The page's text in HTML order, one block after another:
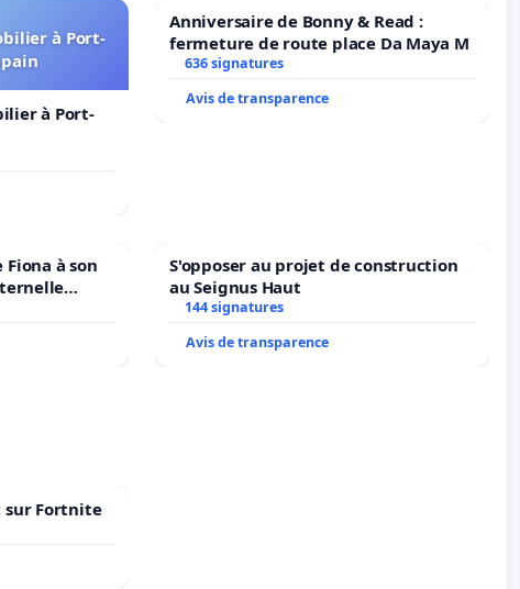
à Port-
à Port-
Anniversaire de Bonny & Read :
fermeture de route place Da Maya M
636 signatures
Avis de transparence
à son
N. en
S'opposer au projet de construction
au Seignus Haut
144 signatures
Avis de transparence
sur Fortnite